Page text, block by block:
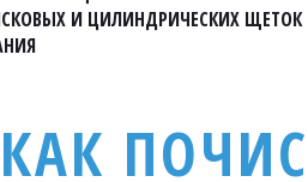
И ЦИЛИНДРИЧЕСКИХ ЩЕТОК
КАК